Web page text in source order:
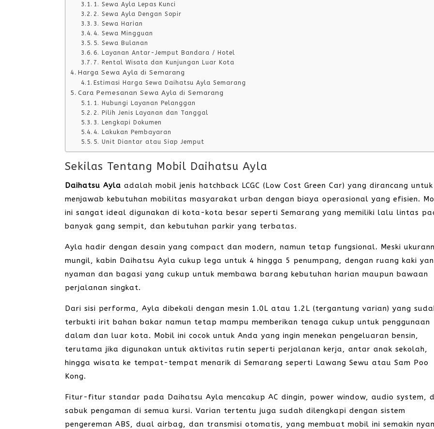
1. Sewa Ayla Lepas Kunci
2. Sewa Ayla Dengan Sopir
3. Sewa Harian
4. Sewa Mingguan
5. Sewa Bulanan
6. Layanan Antar-Jemput Bandara / Hotel
7. Rental Wisata dan Kunjungan Luar Kota
Harga Sewa Ayla di Semarang
Estimasi Harga Sewa Daihatsu Ayla Semarang
Cara Pemesanan Sewa Ayla di Semarang
1. Hubungi Layanan Pelanggan
2. Pilih Jenis Layanan dan Tanggal
3. Lengkapi Dokumen
4. Lakukan Pembayaran
5. Unit Diantar atau Siap Jemput
Sekilas Tentang Mobil Daihatsu Ayla
Daihatsu Ayla adalah mobil jenis hatchback LCGC (Low Cost Green Car) yang dirancang untuk
menjawab kebutuhan mobilitas masyarakat urban dengan biaya operasional yang efisien.
ini sangat ideal digunakan di kota-kota besar seperti Semarang yang memiliki lalu lintas
banyak gang sempit, dan kebutuhan parkir yang terbatas.
Ayla hadir dengan desain yang compact dan modern, namun tetap fungsional. Meski
mungil, kabin Daihatsu Ayla cukup lega untuk 4 hingga 5 penumpang, dengan ruang kaki
nyaman dan bagasi yang cukup untuk membawa barang kebutuhan harian maupun bawaan
perjalanan singkat.
Dari sisi performa, Ayla dibekali dengan mesin 1.0L atau 1.2L (tergantung varian) yang
terbukti irit bahan bakar namun tetap mampu memberikan tenaga cukup untuk penggunaan
dalam dan luar kota. Mobil ini cocok untuk Anda yang ingin menekan pengeluaran bensin,
terutama jika digunakan untuk aktivitas rutin seperti perjalanan kerja, antar anak sekolah,
hingga wisata ke tempat-tempat menarik di Semarang seperti Lawang Sewu atau Sam Poo
Kong.
Fitur-fitur standar pada Daihatsu Ayla mencakup AC dingin, power window, audio system,
sabuk pengaman di semua kursi. Varian tertentu juga sudah dilengkapi dengan sistem
pengereman ABS, dual airbag, dan transmisi otomatis, yang membuat mobil ini semakin